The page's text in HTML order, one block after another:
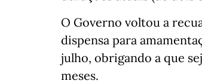
O Governo voltou a
dispensa para
julho, obrigando a que
meses.